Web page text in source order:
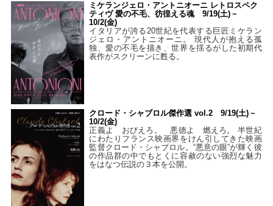
ミケランジェロ・アントニオーニ レトロスペク
ティヴ 愛の不毛、彷徨える魂 9/19(土)－
10/2(金)
イタリアが誇る20世紀を代表する巨匠ミケラン
ジェロ・アントニオーニ。 現代人が抱える孤
独、愛の不毛を描き、世界を揺るがした初期代
表作がスクリーンに甦る。
クロード・シャブロル傑作選 vol.2 9/19(土)－
10/2(金)
正義よ おびえろ。 悪徳よ 燃えろ。 半世紀
にわたりフランス映画界をけん引してきた映画
監督クロード・シャブロル。“悪意の眼”が輝く彼
の作品群の中でもとくに容赦のない強烈な魅力
をはなつ伝説の３本を公開。